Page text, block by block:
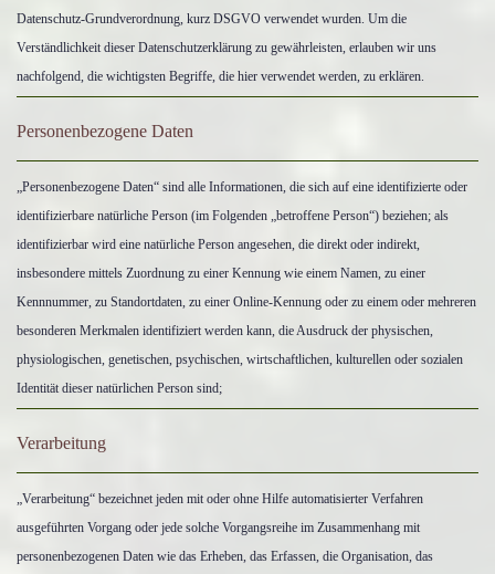
Datenschutz-Grundverordnung, kurz DSGVO verwendet wurden. Um die
Verständlichkeit dieser Datenschutzerklärung zu gewährleisten, erlauben wir uns
nachfolgend, die wichtigsten Begriffe, die hier verwendet werden, zu erklären.
Personenbezogene Daten
„Personenbezogene Daten“ sind alle Informationen, die sich auf eine identifizierte oder
identifizierbare natürliche Person (im Folgenden „betroffene Person“) beziehen; als
identifizierbar wird eine natürliche Person angesehen, die direkt oder indirekt,
insbesondere mittels Zuordnung zu einer Kennung wie einem Namen, zu einer
Kennnummer, zu Standortdaten, zu einer Online-Kennung oder zu einem oder mehreren
besonderen Merkmalen identifiziert werden kann, die Ausdruck der physischen,
physiologischen, genetischen, psychischen, wirtschaftlichen, kulturellen oder sozialen
Identität dieser natürlichen Person sind;
Verarbeitung
„Verarbeitung“ bezeichnet jeden mit oder ohne Hilfe automatisierter Verfahren
ausgeführten Vorgang oder jede solche Vorgangsreihe im Zusammenhang mit
personenbezogenen Daten wie das Erheben, das Erfassen, die Organisation, das